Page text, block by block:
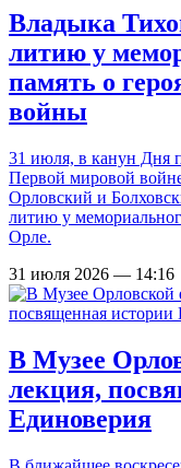
Владыка
литию у
память о
войны
31 июля, в канун Дня
Первой мировой
Орловский и
литию у
Орле.
31 июля 2026 — 14:16
В Музее
лекция,
Единоверия